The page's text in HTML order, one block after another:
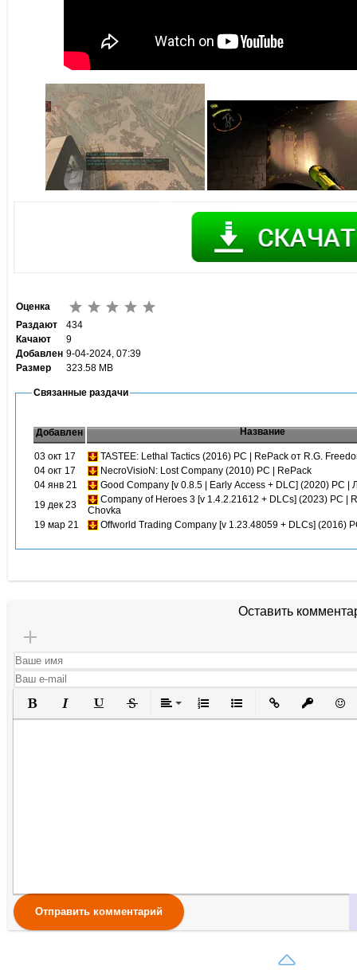
Оценка
Раздают
434
Качают
9
Добавлен 9-04-2024, 07:39
Размер
323.58 MB
Связанные раздачи
Добавлен Название
03 окт 17
TASTEE: Lethal Tactics (2016) PC | RePack от R.G.
04 окт 17
NecroVisioN: Lost Company (2010) PC | RePack
04 янв 21
Good Company [v 0.8.5 | Early Access + DLC] (2020) PC |
19 дек 23
Company of Heroes 3 [v 1.4.2.21612 + DLCs] (2023) PC |
Chovka
19 мар 21
Offworld Trading Company [v 1.23.48059 + DLCs] (2016)
Оставить
Полужирный
КурсивПодчеркнутый
ЗачеркнутыйВыравнивание
Нумерованный список
Маркированный список
Вставить ссылку
Вставить
Отправить комментарий